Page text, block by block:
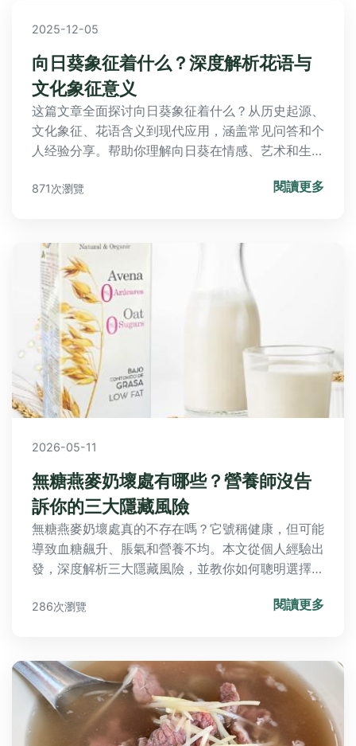
2025-12-05
向日葵象征着什么？深度解析花语与
文化象征意义
这篇文章全面探讨向日葵象征着什么？从历史起源、
文化象征、花语含义到现代应用，涵盖常见问答和个
人经验分享。帮助你理解向日葵在情感、艺术和生活
871次瀏覽 閱讀更多
2026-05-11
無糖燕麥奶壞處有哪些？營養師沒告
訴你的三大隱藏風險
無糖燕麥奶壞處真的不存在嗎？它號稱健康，但可能
導致血糖飆升、脹氣和營養不均。本文從個人經驗出
發，深度解析三大隱藏風險，並教你如何聰明選擇與
286次瀏覽 閱讀更多